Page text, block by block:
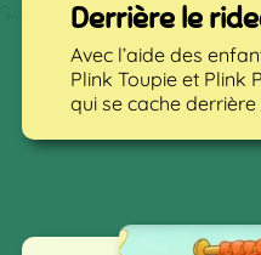
Derrière le
Avec l’aide des
Plink Toupie et Plink
qui se cache derrière